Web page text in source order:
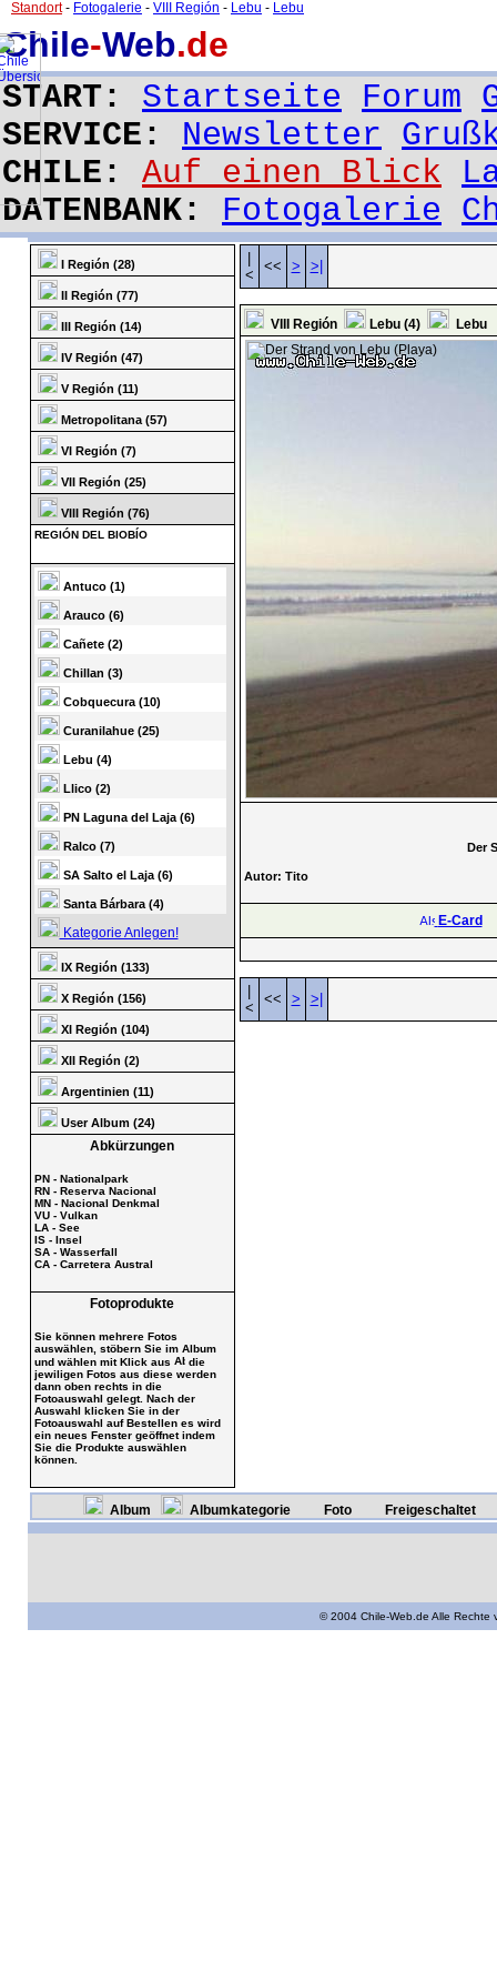
Chile-Web.de
START: Startseite Forum
SERVICE: Newsletter
CHILE: Auf einen Blick
DATENBANK: Fotogalerie
Standort- Fotogalerie - VIII Región - Lebu - Lebu
I Región (28)
II Región (77)
III Región (14)
IV Región (47)
V Región (11)
Metropolitana (57)
VI Región (7)
VII Región (25)
VIII Región (76)
REGIÓN DEL BIOBÍO
Antuco (1)
Arauco (6)
Cañete (2)
Chillan (3)
Cobquecura (10)
Curanilahue (25)
Lebu (4)
Llico (2)
PN Laguna del Laja (6)
Ralco (7)
SA Salto el Laja (6)
Santa Bárbara (4)
Kategorie Anlegen!
IX Región (133)
X Región (156)
XI Región (104)
XII Región (2)
Argentinien (11)
User Album (24)
Abkürzungen
PN - Nationalpark
RN - Reserva Nacional
MN - Nacional Denkmal
VU - Vulkan
LA - See
IS - Insel
SA - Wasserfall
CA - Carretera Austral
Fotoprodukte
Sie können mehrere Fotos
auswählen, stöbern Sie im Album
und wählen mit Klick aus
die
jewiligen Fotos aus diese werden
dann oben rechts in die
Fotoauswahl gelegt. Nach der
Auswahl klicken Sie in der
Fotoauswahl auf Bestellen es wird
ein neues Fenster geöffnet indem
Sie die Produkte auswählen
können.
<
<< > >|
VIII Región Lebu (4) Lebu
Der
Autor: Tito
E-Card
<
<< > >|
Album Albumkategorie Foto Freigeschaltet
© 2004 Chile-Web.de Alle Rechte